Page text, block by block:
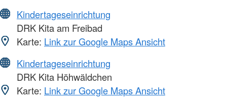
Kindertageseinrichtung
DRK Kita am Freibad
Karte: Link zur Google Maps Ansicht
Kindertageseinrichtung
DRK Kita Höhwäldchen
Karte: Link zur Google Maps Ansicht